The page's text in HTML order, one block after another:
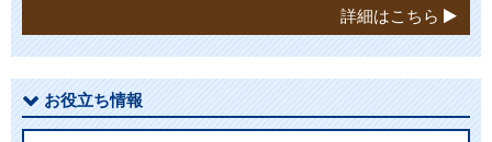
詳細はこちら
お役立ち情報